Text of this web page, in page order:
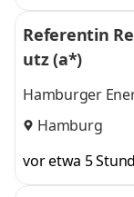
Referentin
utz (a*)
Hamburger
Hamburg
vor etwa 5